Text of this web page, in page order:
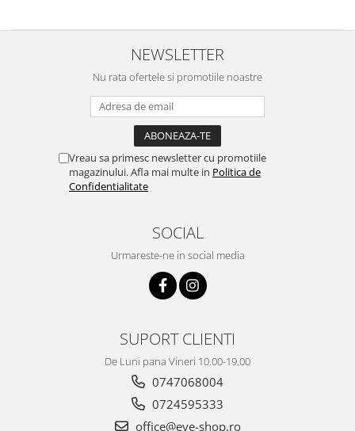
NEWSLETTER
Nu rata ofertele si promotiile noastre
Vreau sa primesc newsletter cu promotiile
magazinului. Afla mai multe in Politica de
Confidentialitate
SOCIAL
Urmareste-ne in social media
SUPORT CLIENTI
De Luni pana Vineri 10.00-19.00
0747068004
0724595333
office@eye-shop.ro